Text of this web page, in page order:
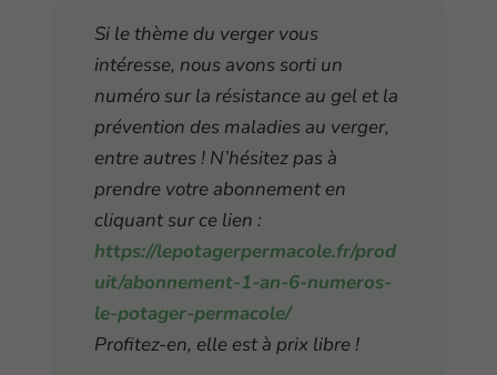
Si le thème du verger vous
intéresse, nous avons sorti un
numéro sur la résistance au gel et la
prévention des maladies au verger,
entre autres ! N’hésitez pas à
prendre votre abonnement en
cliquant sur ce lien :
https://lepotagerpermacole.fr/prod
uit/abonnement-1-an-6-numeros-
le-potager-permacole/
Profitez-en, elle est à prix libre !